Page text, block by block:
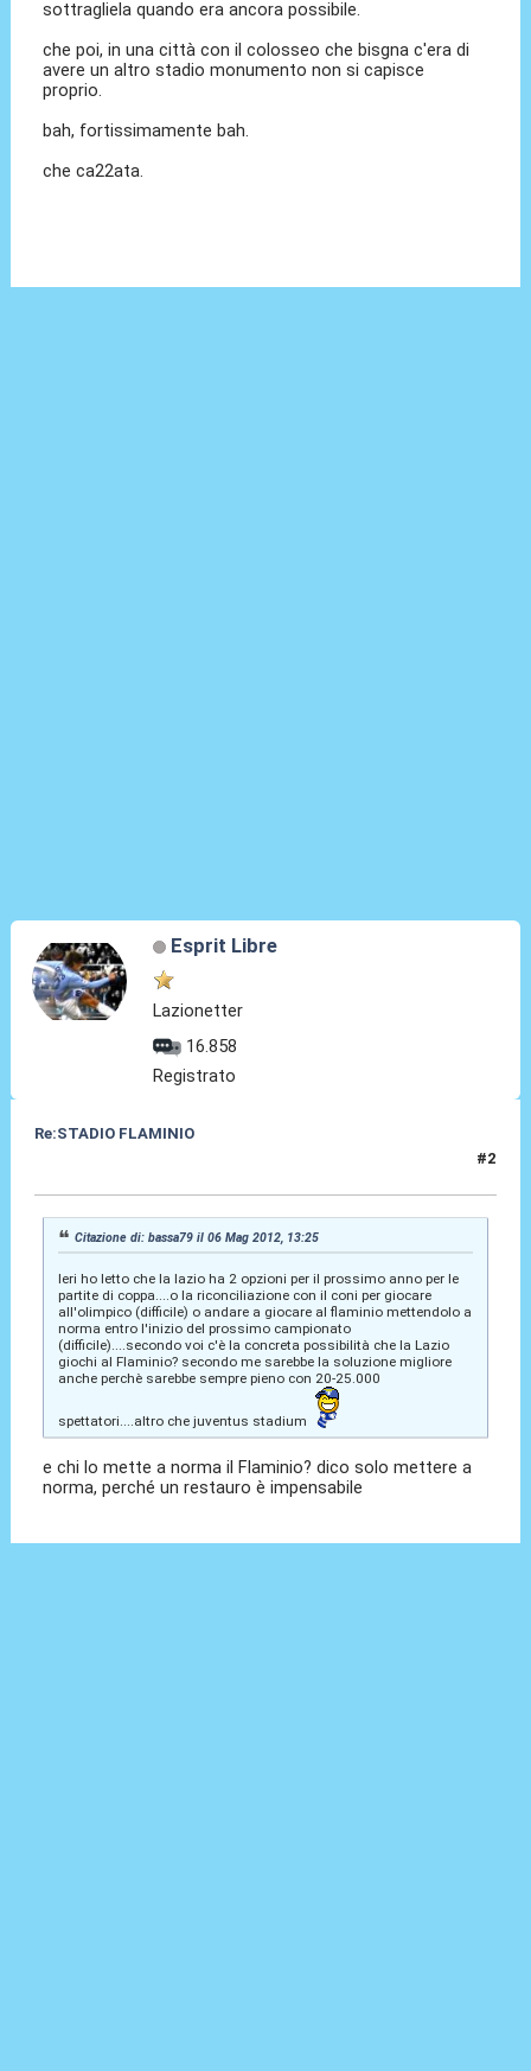
sottragliela quando era ancora possibile.
che poi, in una città con il colosseo che bisgna c'era di
avere un altro stadio monumento non si capisce
proprio.
bah, fortissimamente bah.
che ca22ata.
Esprit Libre
Lazionetter
16.858
Registrato
Re:STADIO FLAMINIO
#2
Citazione di: bassa79 il 06 Mag 2012, 13:25
Ieri ho letto che la lazio ha 2 opzioni per il prossimo anno per le
partite di coppa....o la riconciliazione con il coni per giocare
all'olimpico (difficile) o andare a giocare al flaminio mettendolo a
norma entro l'inizio del prossimo campionato
(difficile)....secondo voi c'è la concreta possibilità che la Lazio
giochi al Flaminio? secondo me sarebbe la soluzione migliore
anche perchè sarebbe sempre pieno con 20-25.000
spettatori....altro che juventus stadium
e chi lo mette a norma il Flaminio? dico solo mettere a
norma, perché un restauro è impensabile